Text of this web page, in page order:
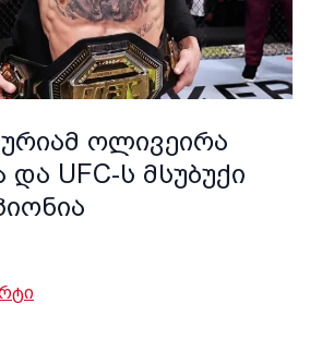
ოლივეირა
UFC-ს მსუბუქი